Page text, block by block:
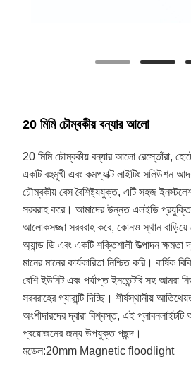
20 মিমি চৌম্বকীয় বন্যার আলো
20 মিমি চৌম্বকীয় বন্যার আলো রেস্তোঁরা,
একটি বহুমুখী এবং কমপ্যাক্ট লাইটিং সলিউশন
চৌম্বকীয় বেস বৈশিষ্ট্যযুক্ত, এটি সহজ
সরবরাহ করে। আমাদের উন্নত এলইডি
আলোকসজ্জা সরবরাহ করে, কোনও স্থান
অ্যান্ড ডি এবং একটি শক্তিশালী উত্পাদন ক্ষমতা
মানের মানের কার্যকারিতা নিশ্চিত করি।
বেশি ইউনিট এবং পর্যাপ্ত ইনভেন্টরি সহ আমরা
সরবরাহের গ্যারান্টি দিচ্ছি। শীর্ষস্থানীয়
অংশীদারদের দ্বারা বিশ্বস্ত, এই
প্রয়োজনের জন্য উপযুক্ত পছন্দ।
মডেল:20mm Magnetic floodlight